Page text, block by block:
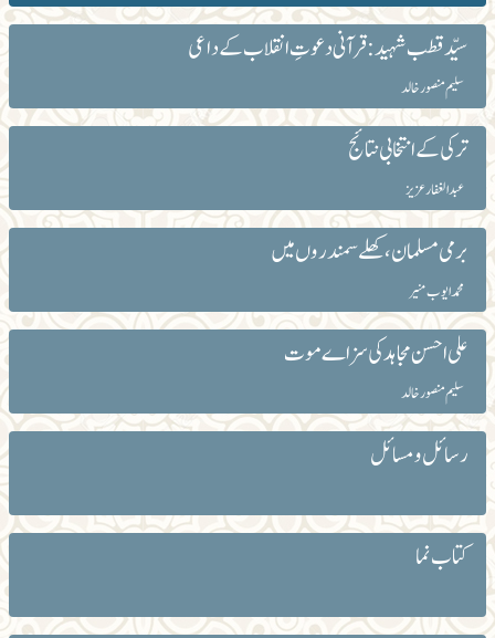
سیّد قطب شہید:قرآنی دعوتِ انقلاب کے داعی
سلیم منصور خالد
ترکی کے انتخابی نتائج
عبد الغفار عزیز
برمی مسلمان، کھلے سمندروں میں
محمد ایوب منیر
علی احسن مجاہد کی سزاے موت
سلیم منصور خالد
رسائل و مسائل
کتاب نما